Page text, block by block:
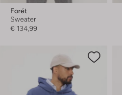
Forét
Sweater
€ 134,99